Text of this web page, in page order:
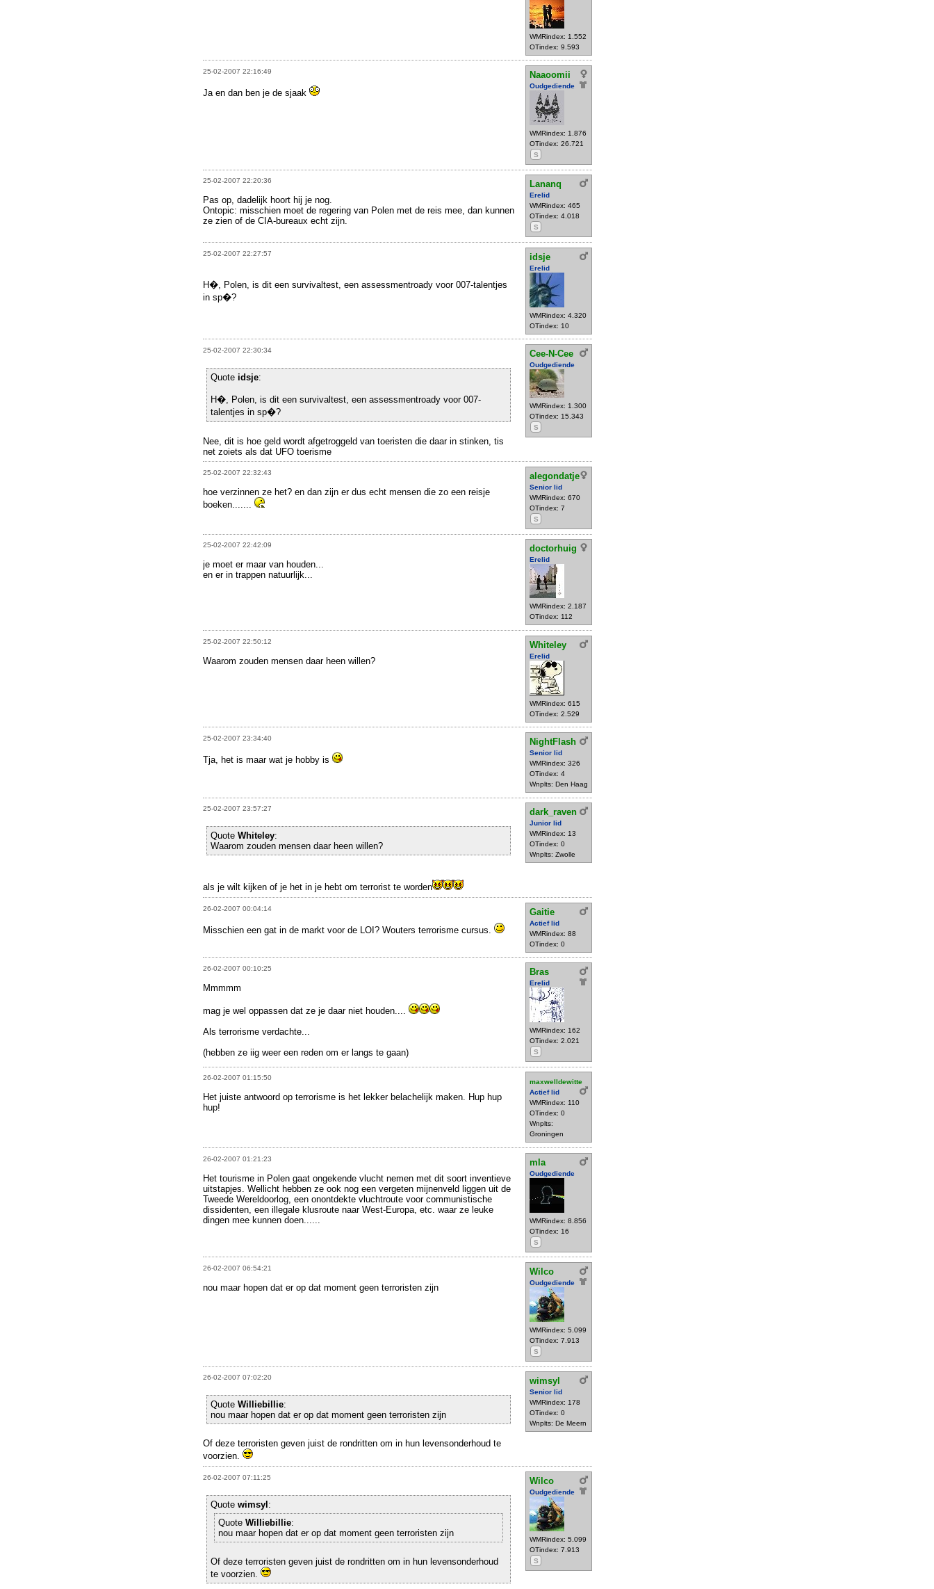
WMRindex: 1.552
OTindex: 9.593
25-02-2007 22:16:49 Naaoomii
Oudgediende
WMRindex: 1.876
OTindex: 26.721
S
Ja en dan ben je de sjaak
25-02-2007 22:20:36 Lananq
Erelid
WMRindex: 465
OTindex: 4.018
S
Pas op, dadelijk hoort hij je nog.
Ontopic: misschien moet de regering van Polen met de reis mee, dan kunnen
ze zien of de CIA-bureaux echt zijn.
25-02-2007 22:27:57 idsje
Erelid
WMRindex: 4.320
OTindex: 10
H�, Polen, is dit een survivaltest, een assessmentroady voor 007-talentjes
in sp�?
25-02-2007 22:30:34 Cee-N-Cee
Oudgediende
WMRindex: 1.300
OTindex: 15.343
S
Quote idsje:
H�, Polen, is dit een survivaltest, een assessmentroady voor 007-
talentjes in sp�?
Nee, dit is hoe geld wordt afgetroggeld van toeristen die daar in stinken, tis
net zoiets als dat UFO toerisme
25-02-2007 22:32:43 alegondatje
Senior lid
WMRindex: 670
OTindex: 7
S
hoe verzinnen ze het? en dan zijn er dus echt mensen die zo een reisje
boeken.......
25-02-2007 22:42:09 doctorhuig
Erelid
WMRindex: 2.187
OTindex: 112
je moet er maar van houden...
en er in trappen natuurlijk...
25-02-2007 22:50:12 Whiteley
Erelid
WMRindex: 615
OTindex: 2.529
Waarom zouden mensen daar heen willen?
25-02-2007 23:34:40 NightFlash
Senior lid
WMRindex: 326
OTindex: 4
Wnplts: Den Haag
Tja, het is maar wat je hobby is
25-02-2007 23:57:27 dark_raven
Junior lid
WMRindex: 13
OTindex: 0
Wnplts: Zwolle
Quote Whiteley:
Waarom zouden mensen daar heen willen?
als je wilt kijken of je het in je hebt om terrorist te worden
26-02-2007 00:04:14 Gaitie
Actief lid
WMRindex: 88
OTindex: 0
Misschien een gat in de markt voor de LOI? Wouters terrorisme cursus.
26-02-2007 00:10:25 Bras
Erelid
WMRindex: 162
OTindex: 2.021
S
Mmmmm
mag je wel oppassen dat ze je daar niet houden....
Als terrorisme verdachte...
(hebben ze iig weer een reden om er langs te gaan)
26-02-2007 01:15:50
maxwelldewitte
Actief lid
WMRindex: 110
OTindex: 0
Wnplts:
Groningen
Het juiste antwoord op terrorisme is het lekker belachelijk maken. Hup hup
hup!
26-02-2007 01:21:23 mla
Oudgediende
WMRindex: 8.856
OTindex: 16
S
Het tourisme in Polen gaat ongekende vlucht nemen met dit soort inventieve
uitstapjes. Wellicht hebben ze ook nog een vergeten mijnenveld liggen uit de
Tweede Wereldoorlog, een onontdekte vluchtroute voor communistische
dissidenten, een illegale klusroute naar West-Europa, etc. waar ze leuke
dingen mee kunnen doen......
26-02-2007 06:54:21 Wilco
Oudgediende
WMRindex: 5.099
OTindex: 7.913
S
nou maar hopen dat er op dat moment geen terroristen zijn
26-02-2007 07:02:20 wimsyl
Senior lid
WMRindex: 178
OTindex: 0
Wnplts: De Meern
Quote Williebillie:
nou maar hopen dat er op dat moment geen terroristen zijn
Of deze terroristen geven juist de rondritten om in hun levensonderhoud te
voorzien.
26-02-2007 07:11:25 Wilco
Oudgediende
WMRindex: 5.099
OTindex: 7.913
S
Quote wimsyl:
Quote Williebillie:
nou maar hopen dat er op dat moment geen terroristen zijn
Of deze terroristen geven juist de rondritten om in hun levensonderhoud
te voorzien.